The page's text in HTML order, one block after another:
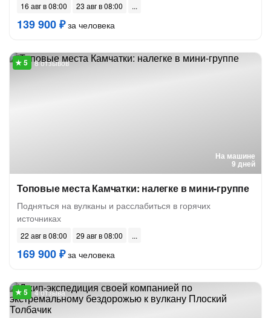
16 авг в 08:00 23 авг в 08:00
139 900 ₽за человека
На машине
9 дней
8 отзывов
Топовые места Камчатки: налегке в мини-группе
Подняться на вулканы и расслабиться в горячих
источниках
22 авг в 08:00 29 авг в 08:00
169 900 ₽за человека
4 отзыва